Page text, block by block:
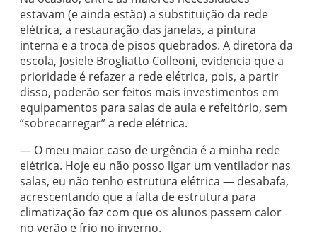
estavam (e ainda estão) a substituição da rede
elétrica, a restauração das janelas, a pintura
interna e a troca de pisos quebrados. A diretora da
escola, Josiele Brogliatto Colleoni, evidencia que a
prioridade é refazer a rede elétrica, pois, a partir
disso, poderão ser feitos mais investimentos em
equipamentos para salas de aula e refeitório, sem
“sobrecarregar” a rede elétrica.
— O meu maior caso de urgência é a minha rede
elétrica. Hoje eu não posso ligar um ventilador nas
salas, eu não tenho estrutura elétrica — desabafa,
acrescentando que a falta de estrutura para
climatização faz com que os alunos passem calor
no verão e frio no inverno.